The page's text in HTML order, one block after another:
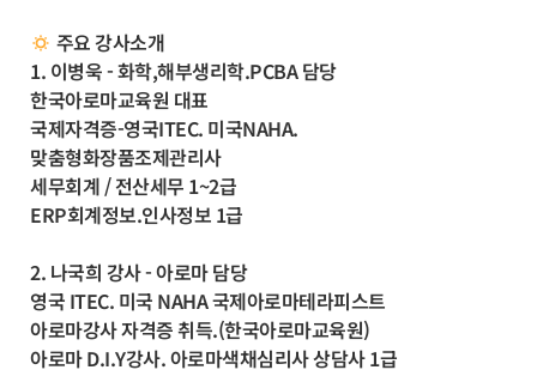
주요 강사소개
1. 이병욱 - 화학,해부생리학.PCBA 담당
한국아로마교육원 대표
국제자격증-영국ITEC. 미국NAHA.
맞춤형화장품조제관리사
세무회계 / 전산세무 1~2급
ERP회계정보.인사정보 1급
2. 나국희 강사 - 아로마 담당
영국 ITEC. 미국 NAHA 국제아로마테라피스트
아로마강사 자격증 취득.(한국아로마교육원)
아로마 D.I.Y강사. 아로마색채심리사 상담사 1급